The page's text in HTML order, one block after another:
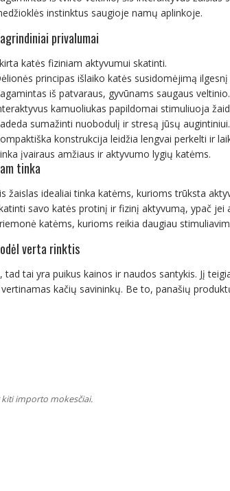
instinktus saugioje namų aplinkoje.
privalumai
katės fiziniam aktyvumui skatinti.
principas išlaiko katės susidomėjimą ilgesnį
iš patvaraus, gyvūnams saugaus veltinio.
kamuoliukas papildomai stimuliuoja
sumažinti nuobodulį ir stresą jūsų augintiniui.
konstrukcija leidžia lengvai perkelti ir
įvairaus amžiaus ir aktyvumo lygių katėms.
tinka
žaislas idealiai tinka katėms, kurioms trūksta
savo katės protinį ir fizinį aktyvumą, ypač jei
katėms, kurioms reikia daugiau
verta rinktis
tai yra puikus kainos ir naudos santykis. Jį
kačių savininkų. Be to, panašių
importo mokesčiai.